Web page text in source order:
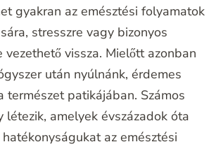
gyakran az emésztési folyamatok
stresszre vagy bizonyos
vezethető vissza. Mielőtt azonban
után nyúlnánk, érdemes
természet patikájában. Számos
létezik, amelyek évszázadok óta
az emésztési